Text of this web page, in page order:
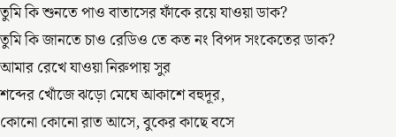
তুমি কি শুনতে পাও বাতাসের ফাঁকে রয়ে যাওয়া ডাক?
তুমি কি জানতে চাও রেডিও তে কত নং বিপদ সংকেতের ডাক?
আমার রেখে যাওয়া নিরুপায় সুর
শব্দের খোঁজে ঝড়ো মেঘে আকাশে বহুদূর,
কোনো কোনো রাত আসে, বুকের কাছে বসে